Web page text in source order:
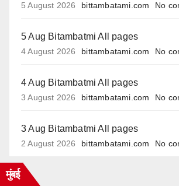
5 August 2026 bittambatami.com No
5 Aug Bitambatmi All pages
4 August 2026 bittambatami.com No
4 Aug Bitambatmi All pages
3 August 2026 bittambatami.com No
3 Aug Bitambatmi All pages
2 August 2026 bittambatami.com No
मुंबई